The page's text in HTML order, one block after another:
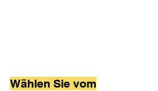
Wählen Sie vom